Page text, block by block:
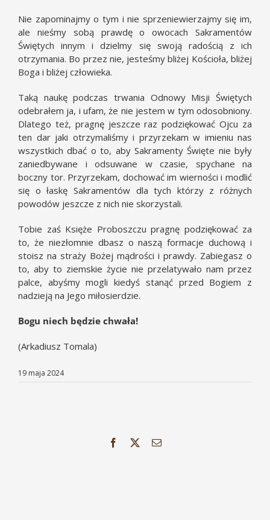
Nie zapominajmy o tym i nie sprzeniewierzajmy się im,
ale nieśmy sobą prawdę o owocach Sakramentów
Świętych innym i dzielmy się swoją radością z ich
otrzymania. Bo przez nie, jesteśmy bliżej Kościoła, bliżej
Boga i bliżej człowieka.
Taką naukę podczas trwania Odnowy Misji Świętych
odebrałem ja, i ufam, że nie jestem w tym odosobniony.
Dlatego też, pragnę jeszcze raz podziękować Ojcu za
ten dar jaki otrzymaliśmy i przyrzekam w imieniu nas
wszystkich dbać o to, aby Sakramenty Święte nie były
zaniedbywane i odsuwane w czasie, spychane na
boczny tor. Przyrzekam, dochować im wierności i modlić
się o łaskę Sakramentów dla tych którzy z różnych
powodów jeszcze z nich nie skorzystali.
Tobie zaś Księże Proboszczu pragnę podziękować za
to, że niezłomnie dbasz o naszą formacje duchową i
stoisz na straży Bożej mądrości i prawdy. Zabiegasz o
to, aby to ziemskie życie nie przelatywało nam przez
palce, abyśmy mogli kiedyś stanąć przed Bogiem z
nadzieją na Jego miłosierdzie.
Bogu niech będzie chwała!
(Arkadiusz Tomala)
19 maja 2024
Facebook Email